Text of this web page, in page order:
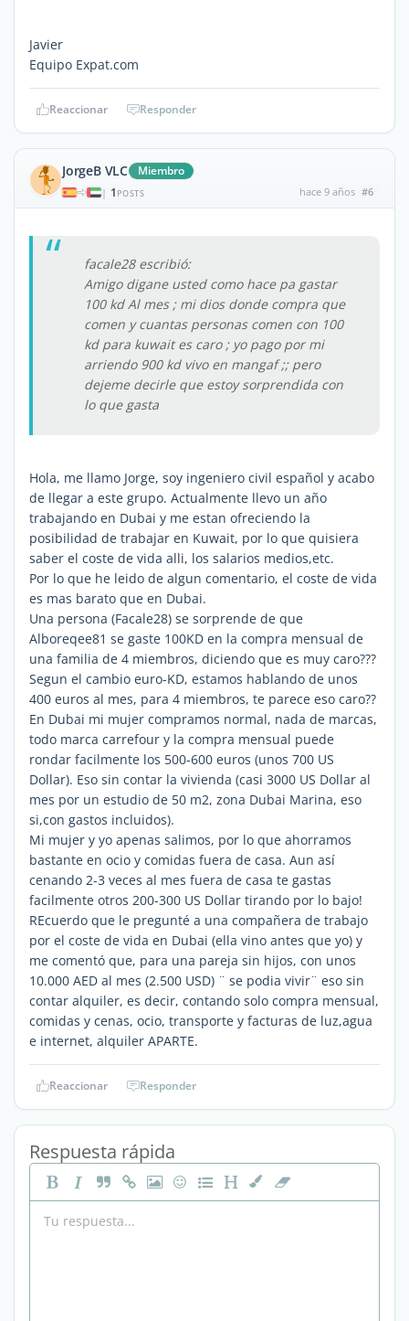
Javier
Equipo Expat.com
Reaccionar Responder
JorgeB VLC Miembro
| 1 POSTS hace 9 años #6
facale28 escribió:
Amigo digane usted como hace pa gastar
100 kd Al mes ; mi dios donde compra que
comen y cuantas personas comen con 100
kd para kuwait es caro ; yo pago por mi
arriendo 900 kd vivo en mangaf ;; pero
dejeme decirle que estoy sorprendida con
lo que gasta
Hola, me llamo Jorge, soy ingeniero civil español y acabo
de llegar a este grupo. Actualmente llevo un año
trabajando en Dubai y me estan ofreciendo la
posibilidad de trabajar en Kuwait, por lo que quisiera
saber el coste de vida alli, los salarios medios,etc.
Por lo que he leido de algun comentario, el coste de vida
es mas barato que en Dubai.
Una persona (Facale28) se sorprende de que
Alboreqee81 se gaste 100KD en la compra mensual de
una familia de 4 miembros, diciendo que es muy caro???
Segun el cambio euro-KD, estamos hablando de unos
400 euros al mes, para 4 miembros, te parece eso caro??
En Dubai mi mujer compramos normal, nada de marcas,
todo marca carrefour y la compra mensual puede
rondar facilmente los 500-600 euros (unos 700 US
Dollar). Eso sin contar la vivienda (casi 3000 US Dollar al
mes por un estudio de 50 m2, zona Dubai Marina, eso
si,con gastos incluidos).
Mi mujer y yo apenas salimos, por lo que ahorramos
bastante en ocio y comidas fuera de casa. Aun así
cenando 2-3 veces al mes fuera de casa te gastas
facilmente otros 200-300 US Dollar tirando por lo bajo!
REcuerdo que le pregunté a una compañera de trabajo
por el coste de vida en Dubai (ella vino antes que yo) y
me comentó que, para una pareja sin hijos, con unos
10.000 AED al mes (2.500 USD) ¨ se podia vivir¨ eso sin
contar alquiler, es decir, contando solo compra mensual,
comidas y cenas, ocio, transporte y facturas de luz,agua
e internet, alquiler APARTE.
Reaccionar Responder
Respuesta rápida